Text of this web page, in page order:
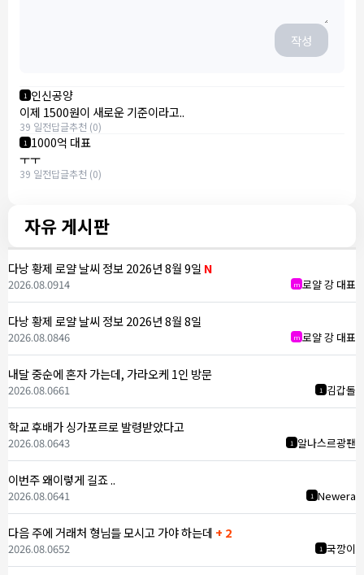
작성
1 인신공양
이제 1500원이 새로운 기준이라고..
39 일전답글추천 (0)
1 1000억 대표
ㅜㅜ
39 일전답글추천 (0)
자유 게시판
다낭 황제 로얄 날씨 정보 2026년 8월 9일 N
m 로얄 강 대표
2026.08.0914
다낭 황제 로얄 날씨 정보 2026년 8월 8일
m 로얄 강 대표
2026.08.0846
내달 중순에 혼자 가는데, 가라오케 1인 방문
1 김갑돌
2026.08.0661
학교 후배가 싱가포르로 발령받았다고
1 알나스르광팬
2026.08.0643
이번주 왜이렇게 길죠 ..
1 Newera
2026.08.0641
다음 주에 거래처 형님들 모시고 가야 하는데 + 2
1 국깡이
2026.08.0652